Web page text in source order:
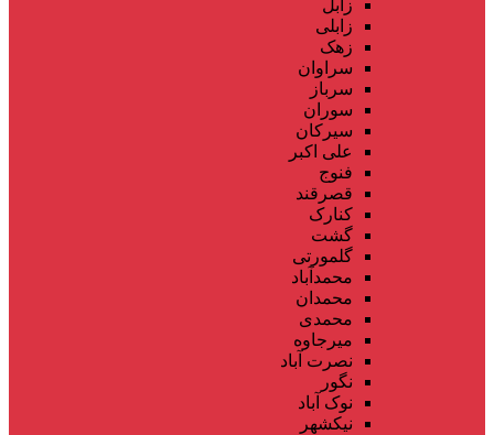
زابل
زابلی
زهک
سراوان
سرباز
سوران
سیرکان
علی اکبر
فنوج
قصرقند
کنارک
گشت
گلمورتی
محمدآباد
محمدان
محمدی
میرجاوه
نصرت آباد
نگور
نوک آباد
نیکشهر